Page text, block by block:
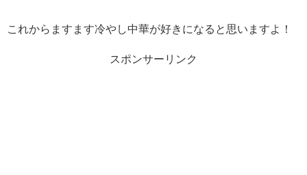
これからますます冷やし中華が好きになると思いますよ！
スポンサーリンク